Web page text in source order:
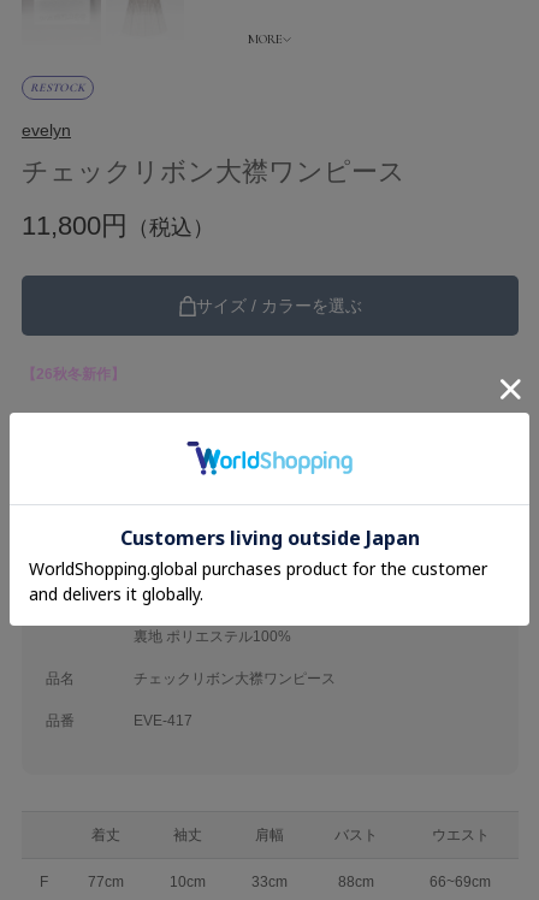
RESTOCK
evelyn
チェックリボン大襟ワンピース
11,800円
（税込）
サイズ / カラーを選ぶ
【26秋冬新作】
26AW
素材
表地 綿100%
裏地 ポリエステル100%
品名 チェックリボン大襟ワンピース
品番 EVE-417
着丈 袖丈 肩幅 バスト ウエスト
F 77cm 10cm 33cm 88cm 66~69cm